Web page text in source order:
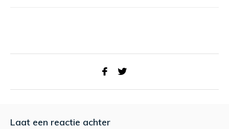
Laat een reactie achter